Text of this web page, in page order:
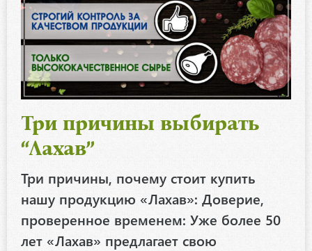
Три причины выбирать
“Лахав”
Три причины, почему стоит купить
нашу продукцию «Лахав»: Доверие,
проверенное временем: Уже более 50
лет «Лахав» предлагает свою